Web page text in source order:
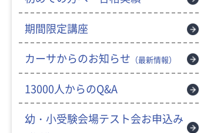
期間限定講座
カーサからのお知らせ （最新情報）
13000人からのQ&A
幼・小受験会場テスト会お申込み